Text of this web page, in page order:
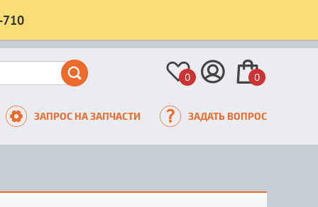
710
0 0
ЗАПРОС НА ЗАПЧАСТИ ЗАДАТЬ ВОПРОС